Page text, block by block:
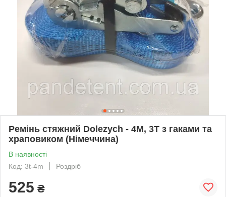
Ремінь стяжний Dolezych - 4М, 3Т з гаками та
храповиком (Німеччина)
В наявності
Код: 3t-4m
Роздріб
525 ₴